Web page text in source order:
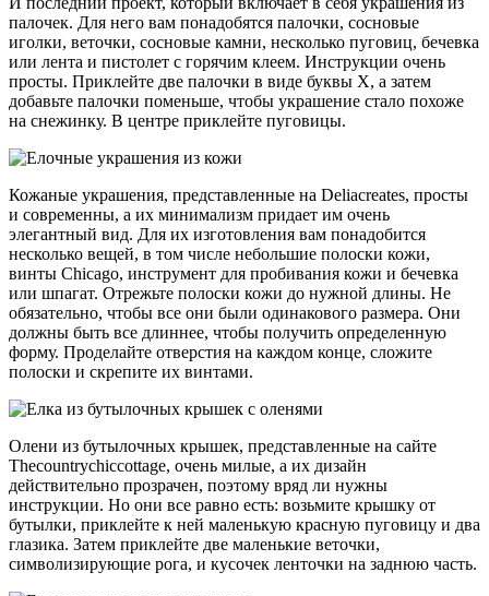
палочек. Для него вам понадобятся палочки, сосновые
иголки, веточки, сосновые камни, несколько пуговиц, бечевка
или лента и пистолет с горячим клеем. Инструкции очень
просты. Приклейте две палочки в виде буквы X, а затем
добавьте палочки поменьше, чтобы украшение стало похоже
на снежинку. В центре приклейте пуговицы.
Кожаные украшения, представленные на Deliacreates, просты
и современны, а их минимализм придает им очень
элегантный вид. Для их изготовления вам понадобится
несколько вещей, в том числе небольшие полоски кожи,
винты Chicago, инструмент для пробивания кожи и бечевка
или шпагат. Отрежьте полоски кожи до нужной длины. Не
обязательно, чтобы все они были одинакового размера. Они
должны быть все длиннее, чтобы получить определенную
форму. Проделайте отверстия на каждом конце, сложите
полоски и скрепите их винтами.
Олени из бутылочных крышек, представленные на сайте
Thecountrychiccottage, очень милые, а их дизайн
действительно прозрачен, поэтому вряд ли нужны
инструкции. Но они все равно есть: возьмите крышку от
бутылки, приклейте к ней маленькую красную пуговицу и два
глазика. Затем приклейте две маленькие веточки,
символизирующие рога, и кусочек ленточки на заднюю часть.